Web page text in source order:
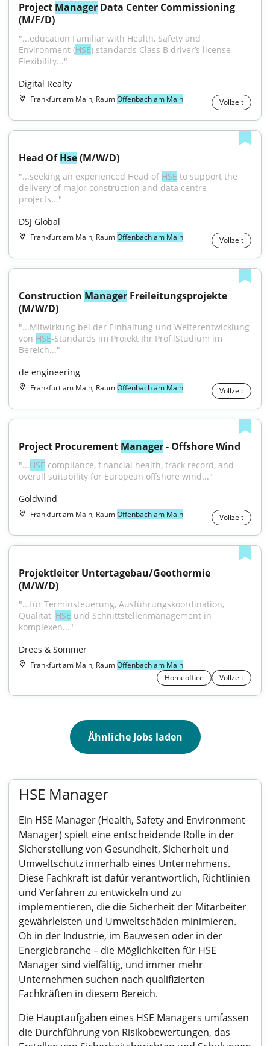
Project Manager Data Center Commissioning
(M/F/D)
"...education Familiar with Health, Safety and
Environment (HSE) standards Class B driver’s license
Flexibility..."
Digital Realty
Frankfurt am Main, RaumOffenbach am Main Vollzeit
Head Of Hse (M/W/D)
"...seeking an experienced Head of HSE to support the
delivery of major construction and data centre
projects..."
DSJ Global
Frankfurt am Main, RaumOffenbach am Main Vollzeit
Construction Manager Freileitungsprojekte
(M/W/D)
"...Mitwirkung bei der Einhaltung und Weiterentwicklung
von HSE-Standards im Projekt Ihr ProfilStudium im
Bereich..."
de engineering
Frankfurt am Main, RaumOffenbach am Main Vollzeit
Project Procurement Manager - Offshore Wind
"...HSE compliance, financial health, track record, and
overall suitability for European offshore wind..."
Goldwind
Frankfurt am Main, RaumOffenbach am Main Vollzeit
Projektleiter Untertagebau/Geothermie
(M/W/D)
"...für Terminsteuerung, Ausführungskoordination,
Qualität, HSE und Schnittstellenmanagement in
komplexen..."
Drees & Sommer
Frankfurt am Main, RaumOffenbach am Main
Homeoffice
Vollzeit
Ähnliche Jobs laden
HSE Manager
Ein HSE Manager (Health, Safety and Environment
Manager) spielt eine entscheidende Rolle in der
Sicherstellung von Gesundheit, Sicherheit und
Umweltschutz innerhalb eines Unternehmens.
Diese Fachkraft ist dafür verantwortlich, Richtlinien
und Verfahren zu entwickeln und zu
implementieren, die die Sicherheit der Mitarbeiter
gewährleisten und Umweltschäden minimieren.
Ob in der Industrie, im Bauwesen oder in der
Energiebranche – die Möglichkeiten für HSE
Manager sind vielfältig, und immer mehr
Unternehmen suchen nach qualifizierten
Fachkräften in diesem Bereich.
Die Hauptaufgaben eines HSE Managers umfassen
die Durchführung von Risikobewertungen, das